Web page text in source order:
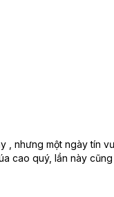
nhưng một ngày tín
cao quý, lần này